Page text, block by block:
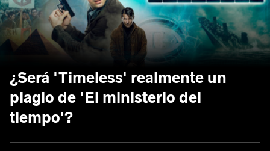
¿Será 'Timeless' realmente un
plagio de 'El ministerio del
tiempo'?